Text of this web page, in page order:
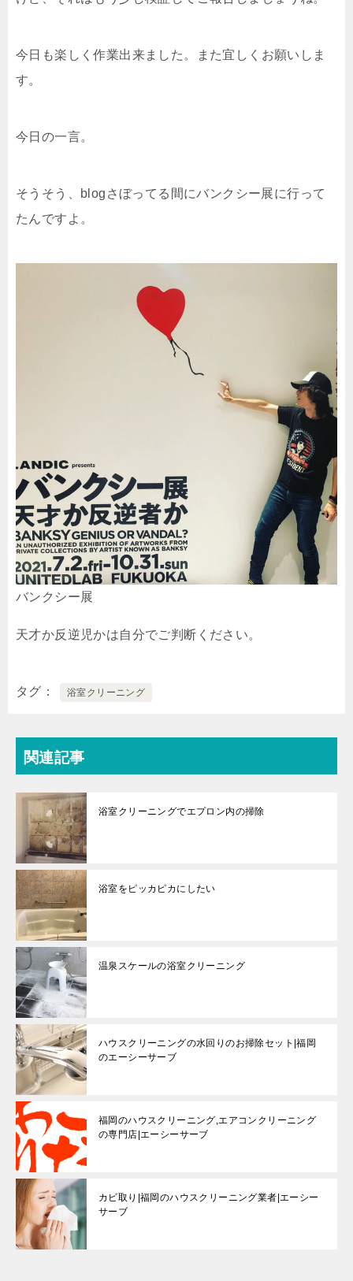
今日も楽しく作業出来ました。また宜しくお願いしま
す。
今日の一言。
そうそう、blogさぼってる間にバンクシー展に行って
たんですよ。
バンクシー展
天才か反逆児かは自分でご判断ください。
タグ 浴室クリーニング
関連記事
浴室クリーニングでエプロン内の掃除
浴室をピッカピカにしたい
温泉スケールの浴室クリーニング
ハウスクリーニングの水回りのお掃除セット|福岡
のエーシーサーブ
福岡のハウスクリーニング,エアコンクリーニング
の専門店|エーシーサーブ
カビ取り|福岡のハウスクリーニング業者|エーシー
サーブ